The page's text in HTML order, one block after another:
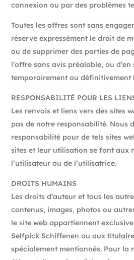
connexion ou par des problèmes
Toutes les offres sont sans
réserve expressément le droit de
ou de supprimer des parties de
l’offre sans avis préalable, ou d’en
temporairement ou définitivement
RESPONSABILITÉ POUR LES
Les renvois et liens vers des sites
pas de notre responsabilité. Nous
responsabilité pour de tels sites
sites et leur utilisation se font aux
l’utilisateur ou de l’utilisatrice.
DROITS HUMAINS
Les droits d’auteur et tous les
contenus, images, photos ou
le site web appartiennent
Selfpick Schiffenen ou aux
spécialement mentionnés. Pour la